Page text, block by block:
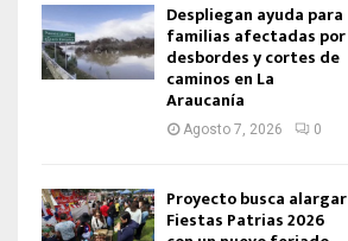
Despliegan ayuda para
familias afectadas por
desbordes y cortes de
caminos en La
Araucanía
Agosto 7, 2026 0
Proyecto busca alargar
Fiestas Patrias 2026